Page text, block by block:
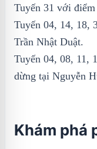
Tuyến 31 với
Tuyến 04, 14, 18,
Trần Nhật Duật.
Tuyến 04, 08, 11,
dừng tại Nguyễn
Khám phá